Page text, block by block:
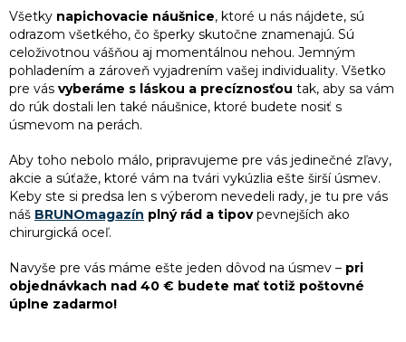
u
Všetky napichovacie náušnice, ktoré u nás nájdete, sú
odrazom všetkého, čo šperky skutočne znamenajú. Sú
celoživotnou vášňou aj momentálnou nehou. Jemným
pohladením a zároveň vyjadrením vašej individuality. Všetko
pre vás vyberáme s láskou a precíznosťou tak, aby sa vám
do rúk dostali len také náušnice, ktoré budete nosiť s
úsmevom na perách.
Aby toho nebolo málo, pripravujeme pre vás jedinečné zľavy,
akcie a súťaže, ktoré vám na tvári vykúzlia ešte širší úsmev.
Keby ste si predsa len s výberom nevedeli rady, je tu pre vás
náš BRUNOmagazín plný rád a tipovpevnejších ako
chirurgická oceľ.
Navyše pre vás máme ešte jeden dôvod na úsmev – pri
objednávkach nad 40 € budete mať totiž poštovné
úplne zadarmo!